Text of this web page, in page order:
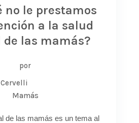
no le prestamos
a la salud
las mamás?
por
Mamás
de las mamás es un tema al